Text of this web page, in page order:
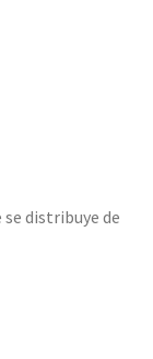
distribuye de